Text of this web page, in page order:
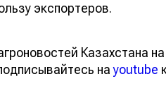
экспортеров.
Казахстана
наyoutube